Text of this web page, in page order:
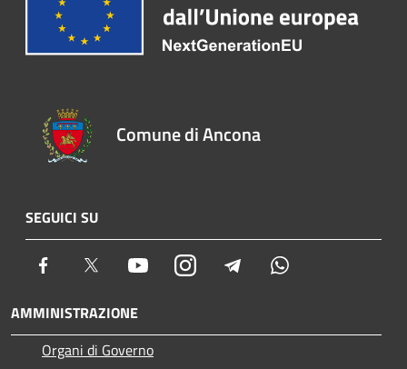
Comune di Ancona
SEGUICI SU
Facebook Twitter YoutubeInstagram Telegram
AMMINISTRAZIONE
Organi di Governo